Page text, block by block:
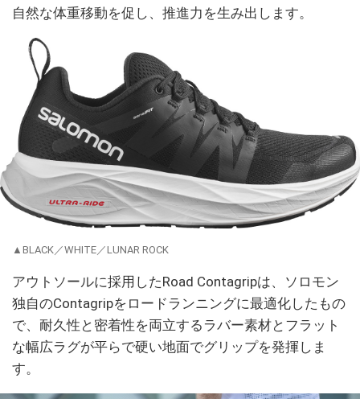
自然な体重移動を促し、推進力を生み出します。
▲BLACK／WHITE／LUNAR ROCK
アウトソールに採用したRoad Contagripは、ソロモン
独自のContagripをロードランニングに最適化したもの
で、耐久性と密着性を両立するラバー素材とフラット
な幅広ラグが平らで硬い地面でグリップを発揮しま
す。